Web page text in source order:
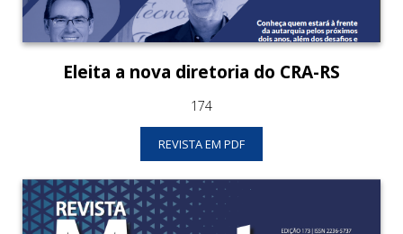
Eleita a nova diretoria do CRA-RS
174
REVISTA EM PDF